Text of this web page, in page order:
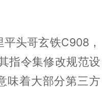
头哥玄铁C908，
指令集修改规范设
味着大部分第三方